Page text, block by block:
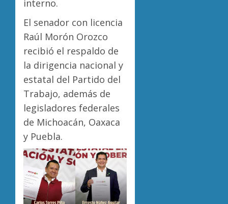
interno.
El senador con licencia
Raúl Morón Orozco
recibió el respaldo de
la dirigencia nacional y
estatal del Partido del
Trabajo, además de
legisladores federales
de Michoacán, Oaxaca
y Puebla.